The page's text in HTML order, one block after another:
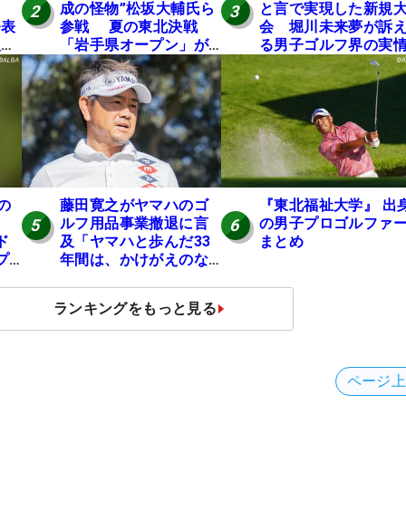
2
成の怪物”松坂大輔氏ら
参戦 夏の東北決戦
「岩手県オープン」が8
日開幕
3
と言で実現した新規
会 堀川未来夢が訴
る男子ゴルフ界の実
と開催の舞台裏
5
藤田寛之がヤマハのゴ
ルフ用品事業撤退に言
及「ヤマハと歩んだ33
年間は、かけがえのな
6
『東北福祉大学』 出
の男子プロゴルファ
まとめ
ランキングをもっと見る
ページ